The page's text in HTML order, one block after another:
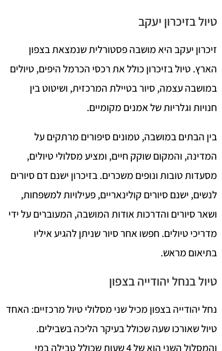
טיול בזיכרון יעקב
זיכרון יעקב היא מושבה פסטורלית שנמצאת בצפון
הארץ. טיול בזיכרון כולל את רכסי הכרמל היפים, טיולים
במושבה עצמה, סיור בטיילת המרכזית, ושיטוט בין
חנויות וגלריות של אמנים מקומיים.
בין הבתים במושבה, טמונים סיפורים מרתקים על
המדינה, והמקום שוקק חיים, ומציע מסלולי טיולים,
מסעדות טובות ונופים משכרים. בזיכרון ישנם דם סיורים
לנשים, ישנם סיורים קולינאריים, פעילויות למשפחות,
ושאר סיורים והדרכות אודות המושבה, המעוברים על ידי
מדריכי טיולים. חפשו אחר סיור שניתן להגיע איליו
בתיאום מראש.
טיול בנחל יהודייה בצפון
נחל יהודייה בצפון מכיל שני מסלולי טיול מרכזיים: האחד
טיול שאורכו שעה שכולל בעיקר הליכה בשבילים.
והמסלול השני הוא של 4 שעות שכולל טבילה במי